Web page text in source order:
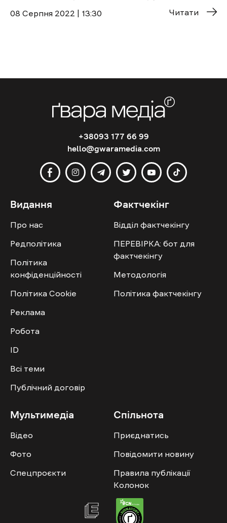
08 Cерпня 2022 | 13:30 Читати
+38093 177 66 99
hello@gwaramedia.com
Видання
Про нас
Редполітика
Політика
конфіденційності
Політика Cookie
Реклама
Робота
ID
Всі теми
Публічний договір
Фактчекінг
Відділ фактчекінгу
ПЕРЕВІРКА: бот для
фактчекінгу
Методологія
Політика фактчекінгу
Мультимедіа
Відео
Фото
Спецпроєкти
Спільнота
Приєднатись
Повідомити новину
Правила публікації
Колонок